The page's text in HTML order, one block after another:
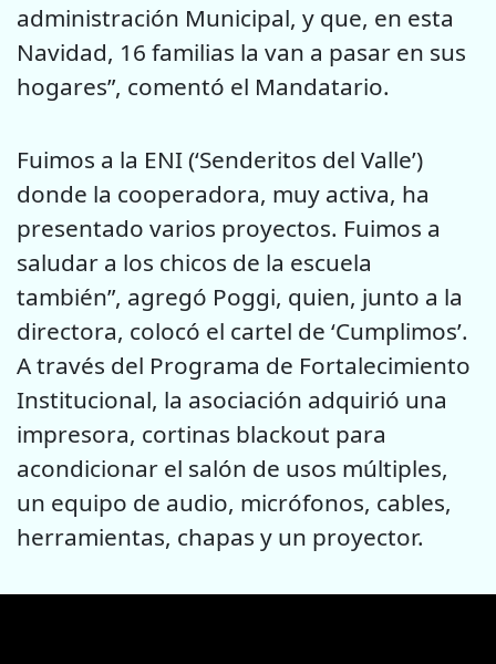
administración Municipal, y que, en esta
Navidad, 16 familias la van a pasar en sus
hogares”, comentó el Mandatario.
Fuimos a la ENI (‘Senderitos del Valle’)
donde la cooperadora, muy activa, ha
presentado varios proyectos. Fuimos a
saludar a los chicos de la escuela
también”, agregó Poggi, quien, junto a la
directora, colocó el cartel de ‘Cumplimos’.
A través del Programa de Fortalecimiento
Institucional, la asociación adquirió una
impresora, cortinas blackout para
acondicionar el salón de usos múltiples,
un equipo de audio, micrófonos, cables,
herramientas, chapas y un proyector.